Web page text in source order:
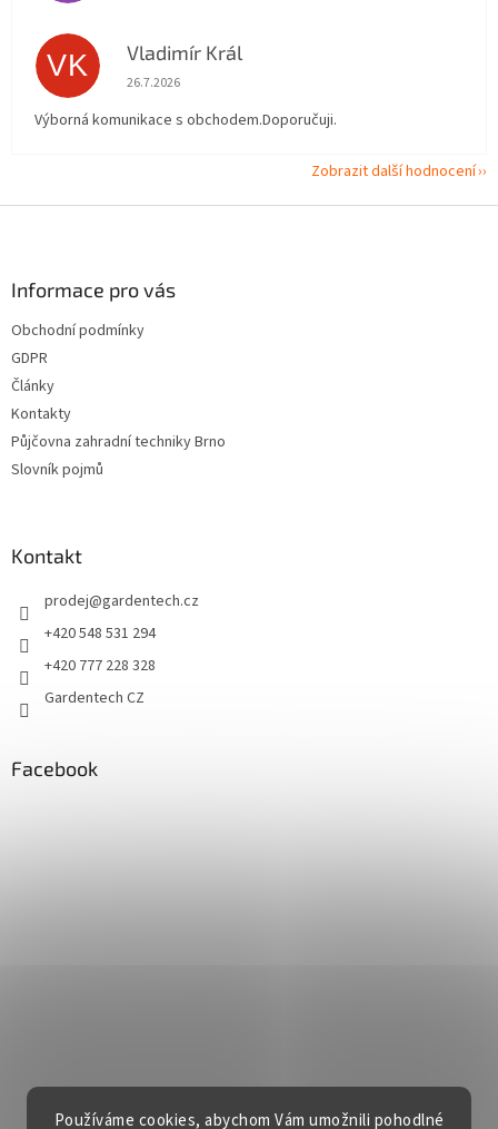
Používáme cookies, abychom Vám umožnili pohodlné
VK Vladimír Král
Hodnocení obchodu je 5 z 5 hvězdiček.
26.7.2026
Výborná komunikace s obchodem.Doporučuji.
Zobrazit další hodnocení
Informace pro vás
Obchodní podmínky
GDPR
Články
Kontakty
Půjčovna zahradní techniky Brno
Slovník pojmů
Kontakt
prodej@gardentech.cz
+420 548 531 294
+420 777 228 328
Gardentech CZ
Facebook